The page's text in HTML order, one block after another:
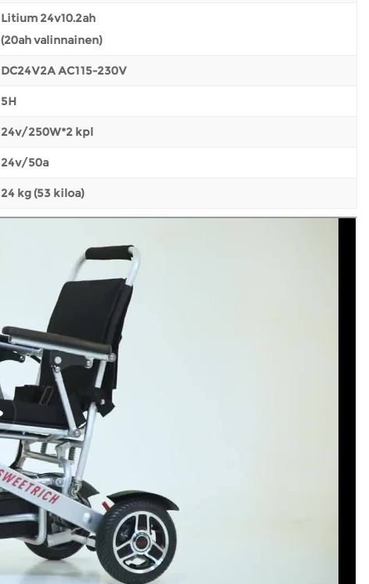
Litium 24v10.2ah
(20ah valinnainen)
DC24V2A AC115-230V
5H
24v/250W*2 kpl
24v/50a
24 kg (53 kiloa)